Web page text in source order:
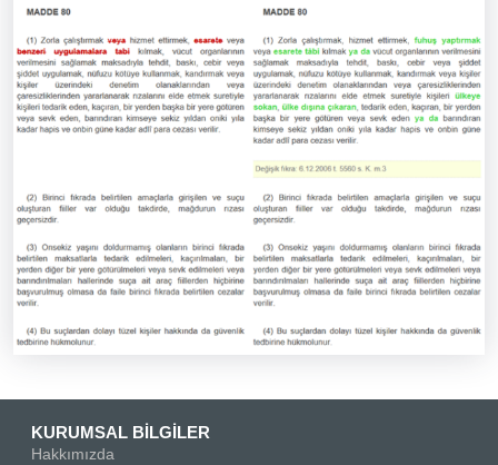
KURUMSAL BİLGİLER
Hakkımızda